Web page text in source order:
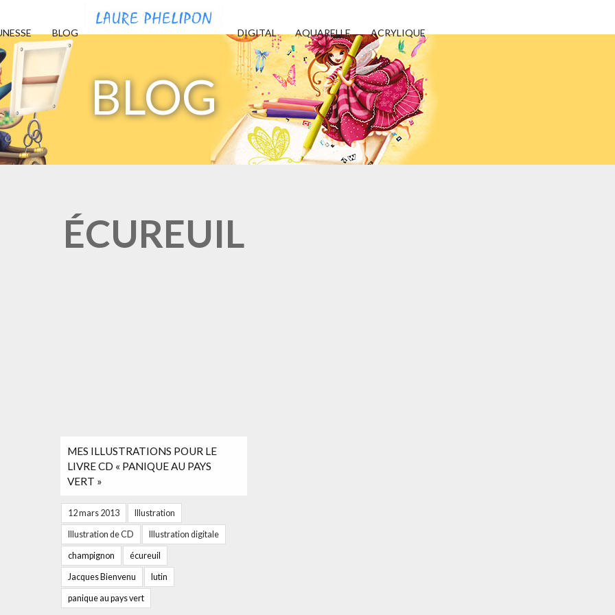
BLOG
ÉCUREUIL
MES ILLUSTRATIONS POUR LE
LIVRE CD « PANIQUE AU PAYS
VERT »
12 mars 2013 Illustration
Illustration de CD Illustration digitale
champignon écureuil
Jacques Bienvenu lutin
panique au pays vert
BLOG DIGITAL AQUARELLE ACRYLIQUE